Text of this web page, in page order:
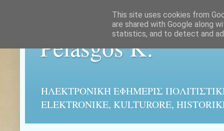
Pelasgos K.
ΗΛΕΚΤΡΟΝΙΚΉ ΕΦΗΜΕΡΙΣ
ELEKTRONIKE, KULTURORE,
This site uses cookies from
are shared with Google along
statistics, and to detect and